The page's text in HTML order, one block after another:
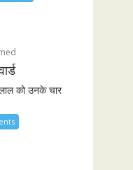
को उनके चार